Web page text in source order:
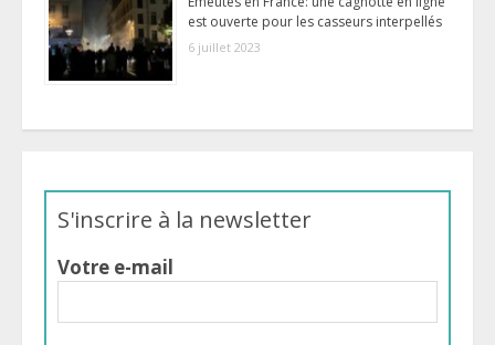
est ouverte pour les casseurs interpellés
6 juillet 2023
S'inscrire à la newsletter
Votre e-mail